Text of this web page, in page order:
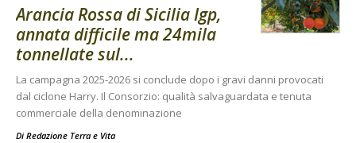
Arancia Rossa di Sicilia Igp,
annata difficile ma 24mila
tonnellate sul...
La campagna 2025-2026 si conclude dopo i gravi danni provocati
dal ciclone Harry. Il Consorzio: qualità salvaguardata e tenuta
commerciale della denominazione
Di Redazione Terra e Vita